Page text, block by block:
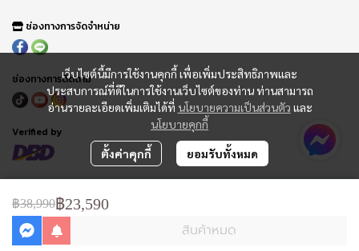
฿38,990฿23,590
สินค้าหมด
เว็บไซต์นี้มีการใช้งานคุกกี้ เพื่อเพิ่มประสิทธิภาพและ
ประสบการณ์ที่ดีในการใช้งานเว็บไซต์ของท่าน ท่านสามารถ
อ่านรายละเอียดเพิ่มเติมได้ที่ นโยบายความเป็นส่วนตัว และ
นโยบายคุกกี้
ตั้งค่าคุกกี้ ยอมรับทั้งหมด
ช่องทางการจัดจำหน่าย
ช่องทางการติดตาม
Verified by
ข้อกำหนดการใช้
นโยบายความเป็นส่วนตัว
การจัดการ Cookie
แจ้งชำระเงิน